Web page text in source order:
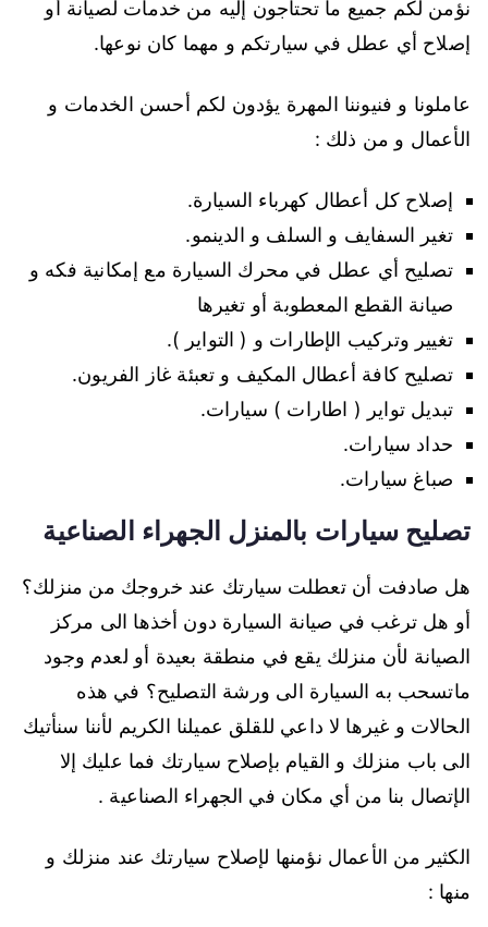
نؤمن لكم جميع ما تحتاجون إليه من خدمات لصيانة أو
إصلاح أي عطل في سيارتكم و مهما كان نوعها.
عاملونا و فنيوننا المهرة يؤدون لكم أحسن الخدمات و
الأعمال و من ذلك :
إصلاح كل أعطال كهرباء السيارة.
تغير السفايف و السلف و الدينمو.
تصليح أي عطل في محرك السيارة مع إمكانية فكه و
صيانة القطع المعطوبة أو تغيرها
تغيير وتركيب الإطارات و ( التواير ).
تصليح كافة أعطال المكيف و تعبئة غاز الفريون.
تبديل تواير ( اطارات ) سيارات.
حداد سيارات.
صباغ سيارات.
تصليح سيارات بالمنزل الجهراء الصناعية
هل صادفت أن تعطلت سيارتك عند خروجك من منزلك؟
أو هل ترغب في صيانة السيارة دون أخذها الى مركز
الصيانة لأن منزلك يقع في منطقة بعيدة أو لعدم وجود
ماتسحب به السيارة الى ورشة التصليح؟ في هذه
الحالات و غيرها لا داعي للقلق عميلنا الكريم لأننا سنأتيك
الى باب منزلك و القيام بإصلاح سيارتك فما عليك إلا
الإتصال بنا من أي مكان في الجهراء الصناعية .
الكثير من الأعمال نؤمنها لإصلاح سيارتك عند منزلك و
منها :